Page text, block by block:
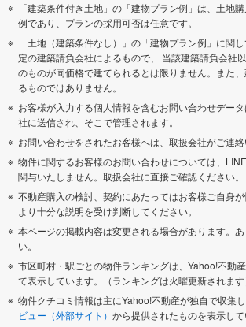
「建築条件付き土地」の「建物プラン例」は、土地
例であり、プランの採用可否は任意です。
「土地（建築条件なし）」の「建物プラン例」に関
定の建築請負会社によるもので、 当該建築請負会社
のものが同価格で建てられるとは限りません。また
るものではありません。
お客様が入力する個人情報を含むお問い合わせデー
社に送信され、そこで管理されます。
お問い合わせをされたお客様へは、取扱会社がご連絡
物件に関するお客様のお問い合わせについては、
関与いたしません。取扱会社に直接ご確認ください。
不動産購入の検討、契約にあたってはお客様ご自身
より十分な説明を受け判断してください。
本ページの掲載内容は変更される場合があります。
い。
市区町村・駅ごとの物件ランキングは、Yahoo!不動
て表示しています。（ランキングは火曜更新されます
物件クチコミ情報は主にYahoo!不動産が独自で収集
ビュー（外部サイト） から提供されたものを表示して